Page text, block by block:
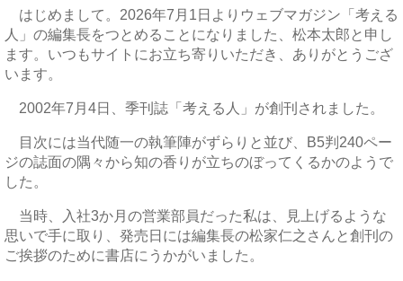
はじめまして。2026年7月1日よりウェブマガジン「考える
人」の編集長をつとめることになりました、松本太郎と申し
ます。いつもサイトにお立ち寄りいただき、ありがとうござ
います。
2002年7月4日、季刊誌「考える人」が創刊されました。
目次には当代随一の執筆陣がずらりと並び、B5判240ペー
ジの誌面の隅々から知の香りが立ちのぼってくるかのようで
した。
当時、入社3か月の営業部員だった私は、見上げるような
思いで手に取り、発売日には編集長の松家仁之さんと創刊の
ご挨拶のために書店にうかがいました。